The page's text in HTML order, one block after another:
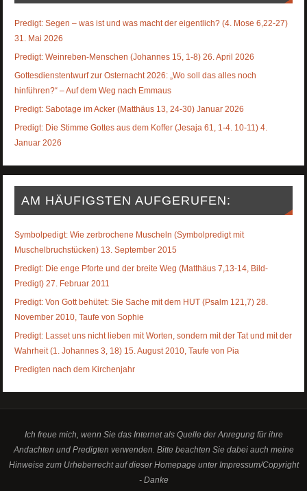
Predigt: Segen – was ist und was macht der eigentlich? (4. Mose 6,22-27)
31. Mai 2026
Predigt: Weinreben-Menschen (Johannes 15, 1-8) 26. April 2026
Gottesdienstentwurf zur Osternacht 2026: „Wo soll das alles noch
hinführen?“ – Auf dem Weg nach Emmaus
Predigt: Sabotage im Acker (Matthäus 13, 24-30) Januar 2026
Predigt: Die Stimme Gottes aus dem Koffer (Jesaja 61, 1-4. 10-11) 4.
Januar 2026
AM HÄUFIGSTEN AUFGERUFEN:
Symbolpedigt: Wie zerbrochene Muscheln (Symbolpredigt mit
Muschelbruchstücken) 13. September 2015
Predigt: Die enge Pforte und der breite Weg (Matthäus 7,13-14, Bild-
Predigt) 27. Februar 2011
Predigt: Von Gott behütet: Sie Sache mit dem HUT (Psalm 121,7) 28.
November 2010, Taufe von Sophie
Predigt: Lasset uns nicht lieben mit Worten, sondern mit der Tat und mit der
Wahrheit (1. Johannes 3, 18) 15. August 2010, Taufe von Pia
Predigten nach dem Kirchenjahr
Ich freue mich, wenn Sie das Internet als Quelle der Anregung für ihre
Andachten und Predigten verwenden. Bitte beachten Sie dabei auch meine
Hinweise zum Urheberrecht auf dieser Homepage unter Impressum/Copyright
- Danke